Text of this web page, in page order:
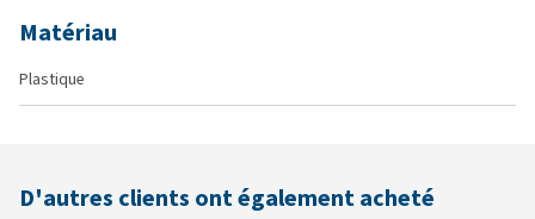
Matériau
Plastique
D'autres clients ont également acheté